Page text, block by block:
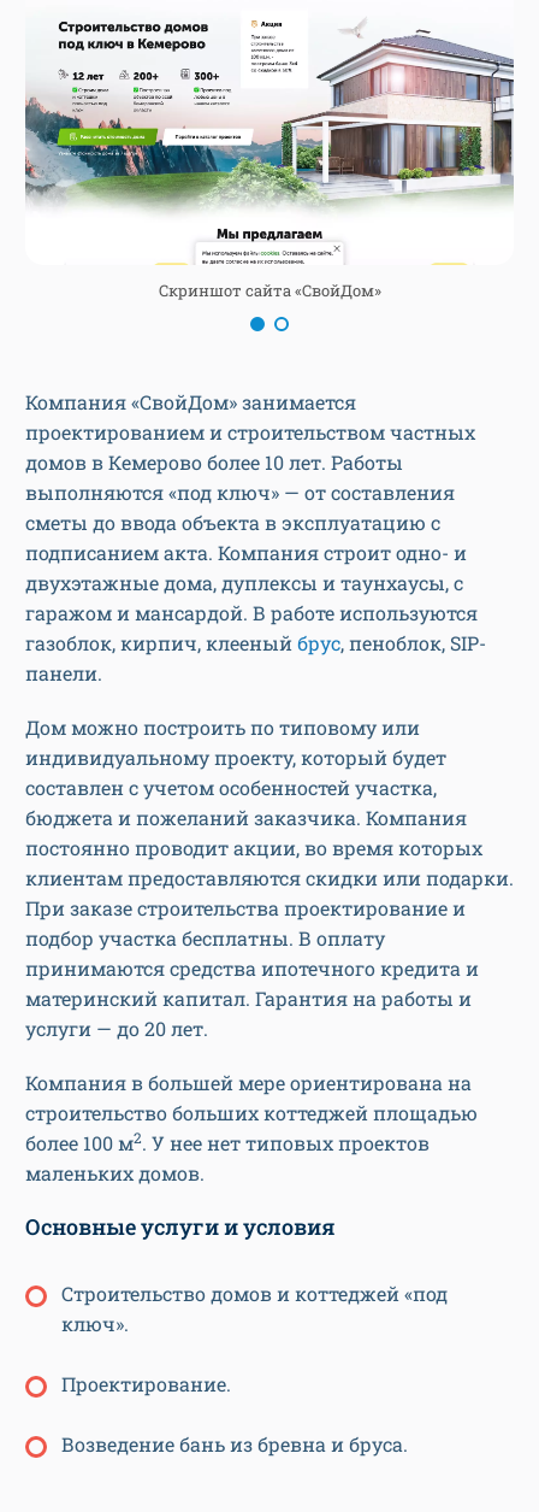
Скриншот сайта «СвойДом»
Компания «СвойДом» занимается
проектированием и строительством частных
домов в Кемерово более 10 лет. Работы
выполняются «под ключ» — от составления
сметы до ввода объекта в эксплуатацию с
подписанием акта. Компания строит одно- и
двухэтажные дома, дуплексы и таунхаусы, с
гаражом и мансардой. В работе используются
газоблок, кирпич, клееный брус, пеноблок, SIP-
панели.
Дом можно построить по типовому или
индивидуальному проекту, который будет
составлен с учетом особенностей участка,
бюджета и пожеланий заказчика. Компания
постоянно проводит акции, во время которых
клиентам предоставляются скидки или подарки.
При заказе строительства проектирование и
подбор участка бесплатны. В оплату
принимаются средства ипотечного кредита и
материнский капитал. Гарантия на работы и
услуги — до 20 лет.
Компания в большей мере ориентирована на
строительство больших коттеджей площадью
более 100 м2. У нее нет типовых проектов
маленьких домов.
Основные услуги и условия
Строительство домов и коттеджей «под
ключ».
Проектирование.
Возведение бань из бревна и бруса.